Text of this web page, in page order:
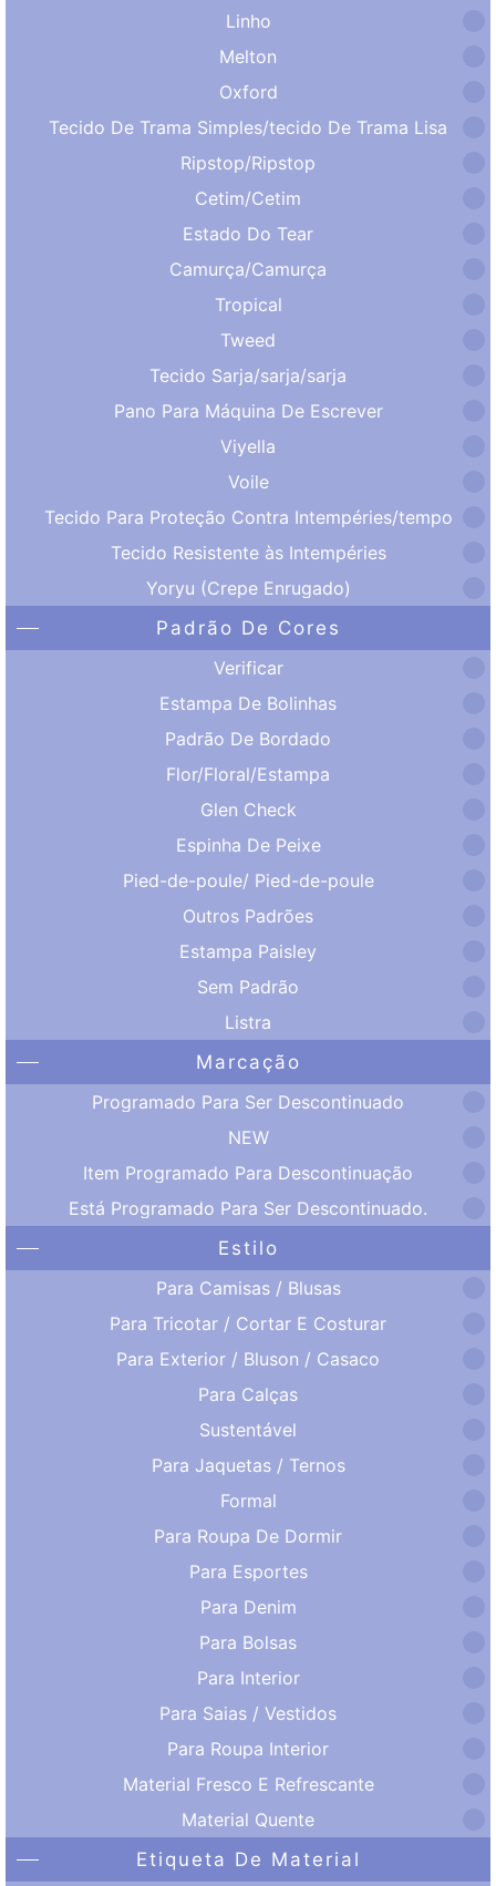
Linho
Melton
Oxford
Tecido De Trama Simples/tecido De Trama Lisa
Ripstop/Ripstop
Cetim/Cetim
Estado Do Tear
Camurça/Camurça
Tropical
Tweed
Tecido Sarja/sarja/sarja
Pano Para Máquina De Escrever
Viyella
Voile
Tecido Para Proteção Contra Intempéries/tempo
Tecido Resistente às Intempéries
Yoryu (Crepe Enrugado)
Padrão De Cores
Verificar
Estampa De Bolinhas
Padrão De Bordado
Flor/Floral/Estampa
Glen Check
Espinha De Peixe
Pied-de-poule/ Pied-de-poule
Outros Padrões
Estampa Paisley
Sem Padrão
Listra
Marcação
Programado Para Ser Descontinuado
NEW
Item Programado Para Descontinuação
Está Programado Para Ser Descontinuado.
Estilo
Para Camisas / Blusas
Para Tricotar / Cortar E Costurar
Para Exterior / Bluson / Casaco
Para Calças
Sustentável
Para Jaquetas / Ternos
Formal
Para Roupa De Dormir
Para Esportes
Para Denim
Para Bolsas
Para Interior
Para Saias / Vestidos
Para Roupa Interior
Material Fresco E Refrescante
Material Quente
Etiqueta De Material